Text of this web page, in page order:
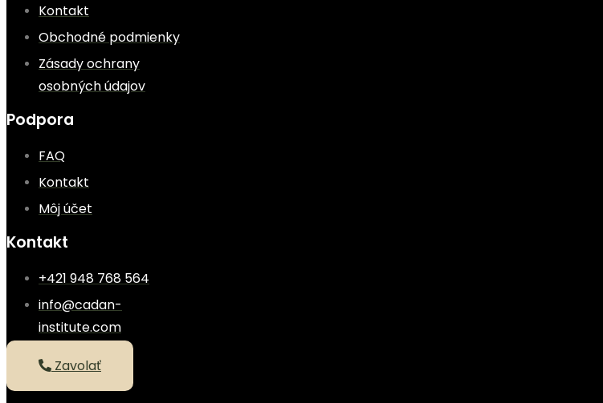
Kontakt
Obchodné podmienky
Zásady ochrany
osobných údajov
Podpora
FAQ
Kontakt
Môj účet
Kontakt
+421 948 768 564
info@cadan-
institute.com
Zavolať